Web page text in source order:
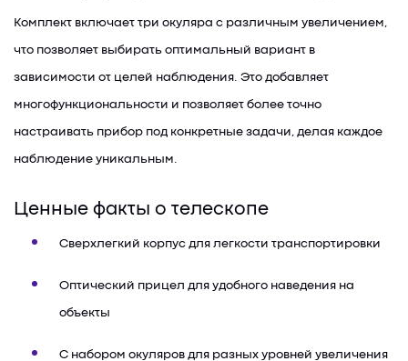
Комплект включает три окуляра с различным увеличением,
что позволяет выбирать оптимальный вариант в
зависимости от целей наблюдения. Это добавляет
многофункциональности и позволяет более точно
настраивать прибор под конкретные задачи, делая каждое
наблюдение уникальным.
Ценные факты о телескопе
Сверхлегкий корпус для легкости транспортировки
Оптический прицел для удобного наведения на
объекты
С набором окуляров для разных уровней увеличения